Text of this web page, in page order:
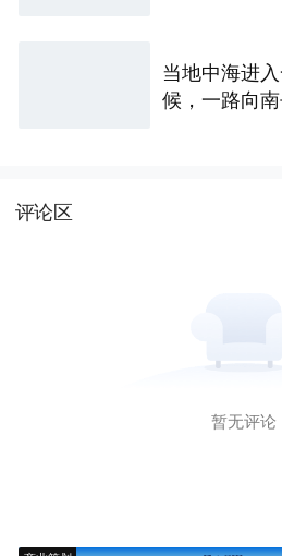
当地中海进
候，一路向
评论区
暂无评论